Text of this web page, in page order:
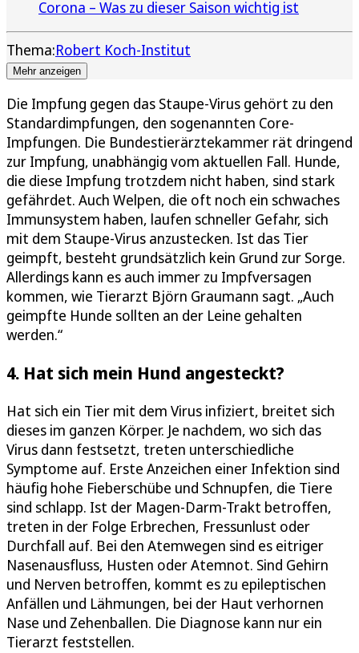
Corona – Was zu dieser Saison wichtig ist
Thema:Robert Koch-Institut
Mehr anzeigen
Die Impfung gegen das Staupe-Virus gehört zu den
Standardimpfungen, den sogenannten Core-
Impfungen. Die Bundestierärztekammer rät dringend
zur Impfung, unabhängig vom aktuellen Fall. Hunde,
die diese Impfung trotzdem nicht haben, sind stark
gefährdet. Auch Welpen, die oft noch ein schwaches
Immunsystem haben, laufen schneller Gefahr, sich
mit dem Staupe-Virus anzustecken. Ist das Tier
geimpft, besteht grundsätzlich kein Grund zur Sorge.
Allerdings kann es auch immer zu Impfversagen
kommen, wie Tierarzt Björn Graumann sagt. „Auch
geimpfte Hunde sollten an der Leine gehalten
werden.“
4. Hat sich mein Hund angesteckt?
Hat sich ein Tier mit dem Virus infiziert, breitet sich
dieses im ganzen Körper. Je nachdem, wo sich das
Virus dann festsetzt, treten unterschiedliche
Symptome auf. Erste Anzeichen einer Infektion sind
häufig hohe Fieberschübe und Schnupfen, die Tiere
sind schlapp. Ist der Magen-Darm-Trakt betroffen,
treten in der Folge Erbrechen, Fressunlust oder
Durchfall auf. Bei den Atemwegen sind es eitriger
Nasenausfluss, Husten oder Atemnot. Sind Gehirn
und Nerven betroffen, kommt es zu epileptischen
Anfällen und Lähmungen, bei der Haut verhornen
Nase und Zehenballen. Die Diagnose kann nur ein
Tierarzt feststellen.